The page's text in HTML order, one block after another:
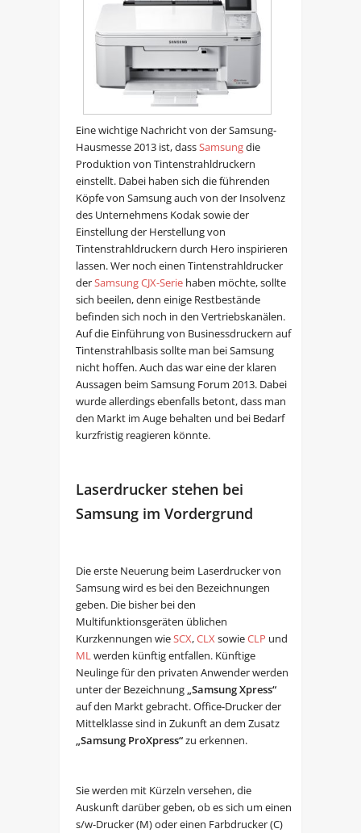
Eine wichtige Nachricht von der Samsung-
Hausmesse 2013 ist, dassSamsungdie
Produktion von Tintenstrahldruckern
einstellt. Dabei haben sich die führenden
Köpfe von Samsung auch von der Insolvenz
des Unternehmens Kodak sowie der
Einstellung der Herstellung von
Tintenstrahldruckern durch Hero inspirieren
lassen. Wer noch einen Tintenstrahldrucker
derSamsung CJX-Seriehaben möchte, sollte
sich beeilen, denn einige Restbestände
befinden sich noch in den Vertriebskanälen.
Auf die Einführung von Businessdruckern auf
Tintenstrahlbasis sollte man bei Samsung
nicht hoffen. Auch das war eine der klaren
Aussagen beim Samsung Forum 2013. Dabei
wurde allerdings ebenfalls betont, dass man
den Markt im Auge behalten und bei Bedarf
kurzfristig reagieren könnte.
Laserdrucker stehen bei
Samsung im Vordergrund
Die erste Neuerung beim Laserdrucker von
Samsung wird es bei den Bezeichnungen
geben. Die bisher bei den
Multifunktionsgeräten üblichen
Kurzkennungen wieSCX,CLXsowieCLP und
MLwerden künftig entfallen. Künftige
Neulinge für den privaten Anwender werden
unter der Bezeichnung „Samsung Xpress“
auf den Markt gebracht. Office-Drucker der
Mittelklasse sind in Zukunft an dem Zusatz
„Samsung ProXpress“zu erkennen.
Sie werden mit Kürzeln versehen, die
Auskunft darüber geben, ob es sich um einen
s/w-Drucker (M) oder einen Farbdrucker (C)